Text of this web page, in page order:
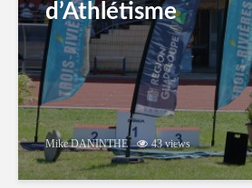
d’Athlétisme
Mike DANINTHE 43 views